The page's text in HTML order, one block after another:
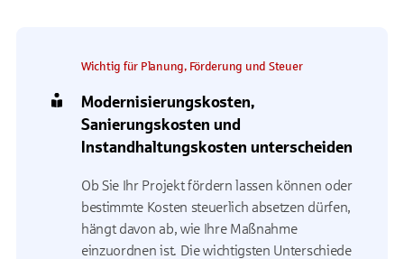
Wichtig für Planung, Förderung und Steuer
Modernisierungskosten,
Sanierungskosten und
Instandhaltungskosten unterscheiden
Ob Sie Ihr Projekt fördern lassen können oder
bestimmte Kosten steuerlich absetzen dürfen,
hängt davon ab, wie Ihre Maßnahme
einzuordnen ist. Die wichtigsten Unterschiede